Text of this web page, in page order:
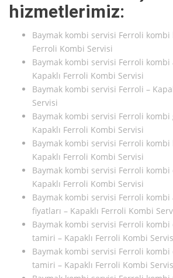
hizmetlerimiz:
Baymak kombi servisi Ferroli kombi
Ferroli Kombi Servisi
Baymak kombi servisi Ferroli
Kapaklı Ferroli Kombi Servisi
Baymak kombi servisi Ferroli –
Servisi
Baymak kombi servisi Ferroli
Kapaklı Ferroli Kombi Servisi
Baymak kombi servisi Ferroli
Kapaklı Ferroli Kombi Servisi
Baymak kombi servisi Ferroli
Kapaklı Ferroli Kombi Servisi
Baymak kombi servisi Ferroli
fiyatları – Kapaklı Ferroli Kombi
Baymak kombi servisi Ferroli
tamiri – Kapaklı Ferroli Kombi
Baymak kombi servisi Ferroli
tamiri – Kapaklı Ferroli Kombi